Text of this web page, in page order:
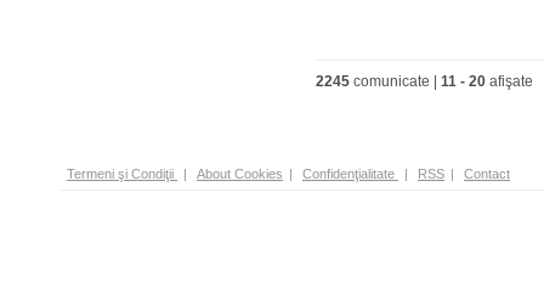
2245 comunicate | 11 - 20 afişate
Termeni şi Condiţii | About Cookies | Confidenţialitate | RSS | Contact